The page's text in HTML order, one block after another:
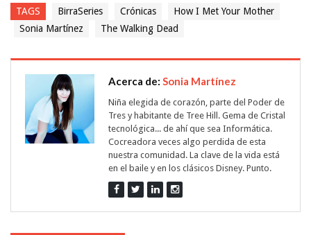
TAGS BirraSeries Crónicas
How I Met Your Mother
Sonia Martínez
The Walking Dead
Acerca de: Sonia Martínez
Niña elegida de corazón, parte del Poder de
Tres y habitante de Tree Hill. Gema de Cristal
tecnológica... de ahí que sea Informática.
Cocreadora veces algo perdida de esta
nuestra comunidad. La clave de la vida está
en el baile y en los clásicos Disney. Punto.